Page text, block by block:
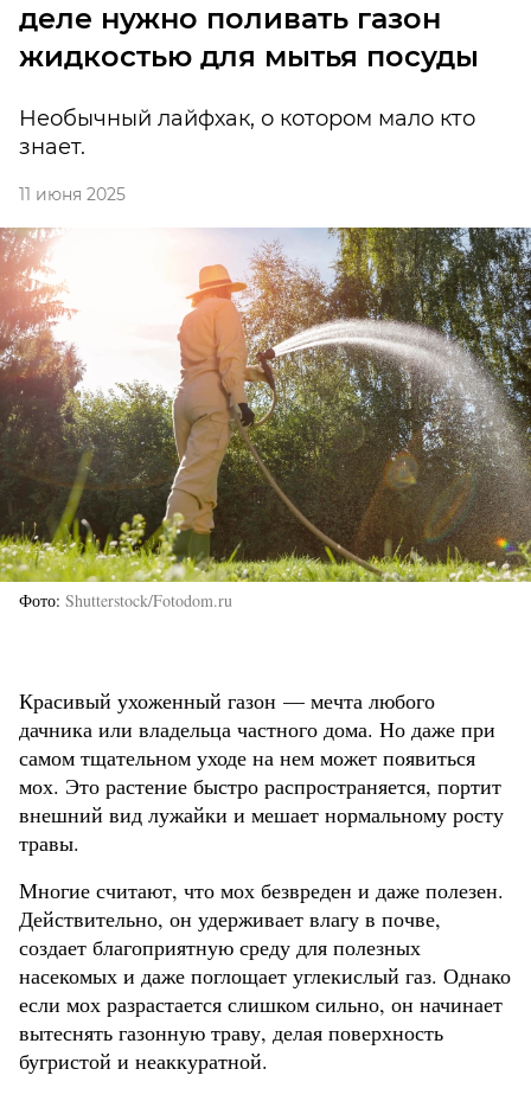
деле нужно поливать газон
жидкостью для мытья посуды
Необычный лайфхак, о котором мало кто
знает.
11 июня 2025
Фото Shutterstock/Fotodom.ru
Красивый ухоженный газон — мечта любого
дачника или владельца частного дома. Но даже при
самом тщательном уходе на нем может появиться
мох. Это растение быстро распространяется, портит
внешний вид лужайки и мешает нормальному росту
травы.
Многие считают, что мох безвреден и даже полезен.
Действительно, он удерживает влагу в почве,
создает благоприятную среду для полезных
насекомых и даже поглощает углекислый газ. Однако
если мох разрастается слишком сильно, он начинает
вытеснять газонную траву, делая поверхность
бугристой и неаккуратной.